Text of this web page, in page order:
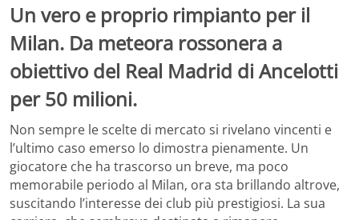
Un vero e proprio rimpianto per il
Milan. Da meteora rossonera a
obiettivo del Real Madrid di Ancelotti
per 50 milioni.
Non sempre le scelte di mercato si rivelano vincenti e
l’ultimo caso emerso lo dimostra pienamente. Un
giocatore che ha trascorso un breve, ma poco
memorabile periodo al Milan, ora sta brillando altrove,
suscitando l’interesse dei club più prestigiosi. La sua